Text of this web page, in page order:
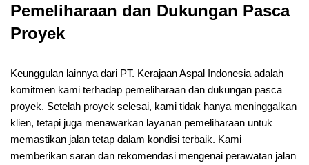
Pemeliharaan dan Dukungan Pasca
Proyek
Keunggulan lainnya dari PT. Kerajaan Aspal Indonesia adalah
komitmen kami terhadap pemeliharaan dan dukungan pasca
proyek. Setelah proyek selesai, kami tidak hanya meninggalkan
klien, tetapi juga menawarkan layanan pemeliharaan untuk
memastikan jalan tetap dalam kondisi terbaik. Kami
memberikan saran dan rekomendasi mengenai perawatan jalan